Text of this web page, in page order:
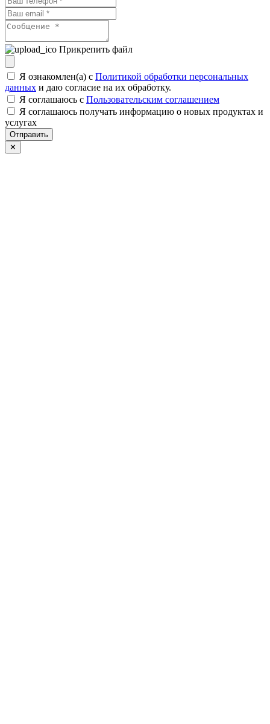
Прикрепить файл
Я ознакомлен(а) с Политикой обработки персональных
данных и даю согласие на их обработку.
Я соглашаюсь c Пользовательским соглашением
Я соглашаюсь получать информацию о новых продуктах и
услугах
Отправить
✕